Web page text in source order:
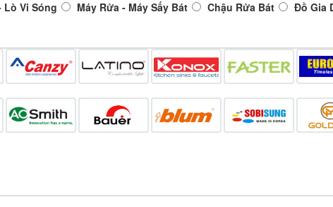
Vi Sóng Máy Rửa - Máy Sấy Bát Chậu Rửa Bát Đồ Gia